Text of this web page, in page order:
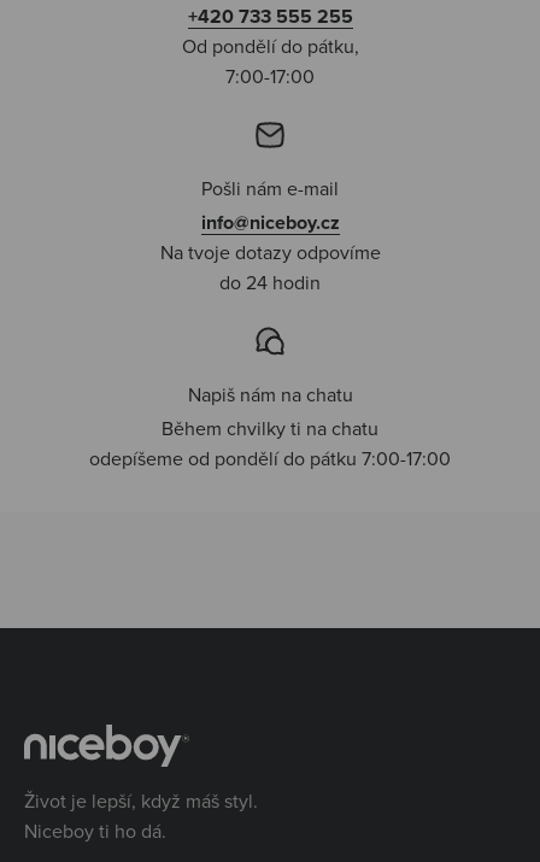
+420 733 555 255
Od pondělí do pátku,
7:00-17:00
Pošli nám e-mail
info@niceboy.cz
Na tvoje dotazy odpovíme
do 24 hodin
Napiš nám na chatu
Během chvilky ti na chatu
odepíšeme od pondělí do pátku 7:00-17:00
Život je lepší, když máš styl.
Niceboy ti ho dá.